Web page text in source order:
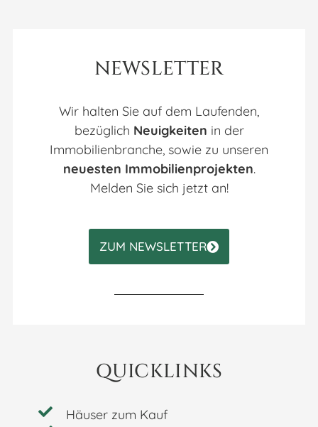
NEWSLETTER
Wir halten Sie auf dem Laufenden,
bezüglich Neuigkeiten in der
Immobilienbranche, sowie zu unseren
neuesten Immobilienprojekten.
Melden Sie sich jetzt an!
ZUM NEWSLETTER
QUICKLINKS
Häuser zum Kauf